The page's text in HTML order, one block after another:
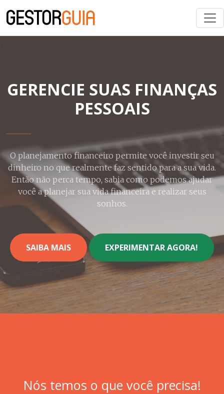
GERENCIE SUAS FINANÇAS
PESSOAIS
O planejamento financeiro permite você investir seu
dinheiro no que realmente faz sentido para a sua vida.
Então não perca tempo, sabia como podemos ajudar
você a planejar sua vida financeira e realizar seus
sonhos.
SAIBA MAIS EXPERIMENTAR AGORA!
Nós temos o que você precisa!